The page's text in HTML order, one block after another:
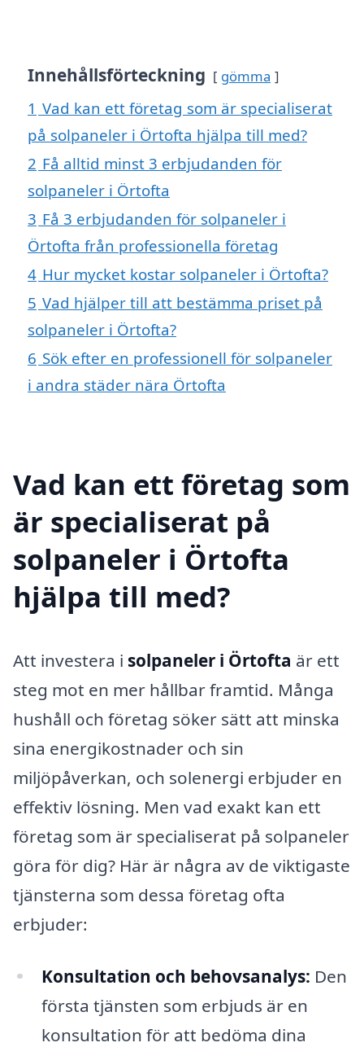
Innehållsförteckning gömma
1 Vad kan ett företag som är specialiserat
på solpaneler i Örtofta hjälpa till med?
2 Få alltid minst 3 erbjudanden för
solpaneler i Örtofta
3 Få 3 erbjudanden för solpaneler i
Örtofta från professionella företag
4 Hur mycket kostar solpaneler i Örtofta?
5 Vad hjälper till att bestämma priset på
solpaneler i Örtofta?
6 Sök efter en professionell för solpaneler
i andra städer nära Örtofta
Vad kan ett företag som
är specialiserat på
solpaneler i Örtofta
hjälpa till med?
Att investera i solpaneler i Örtofta är ett
steg mot en mer hållbar framtid. Många
hushåll och företag söker sätt att minska
sina energikostnader och sin
miljöpåverkan, och solenergi erbjuder en
effektiv lösning. Men vad exakt kan ett
företag som är specialiserat på solpaneler
göra för dig? Här är några av de viktigaste
tjänsterna som dessa företag ofta
erbjuder:
Konsultation och behovsanalys: Den
första tjänsten som erbjuds är en
konsultation för att bedöma dina